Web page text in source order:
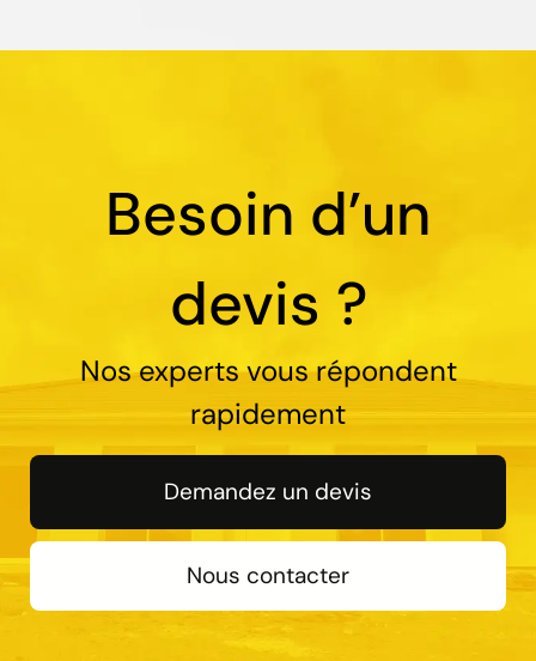
Besoin d’un
devis ?
Nos experts vous répondent
rapidement
Demandez un devis
Nous contacter